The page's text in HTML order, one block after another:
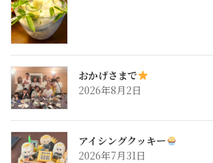
おかげさまで
2026年8月2日
アイシングクッキー
2026年7月31日